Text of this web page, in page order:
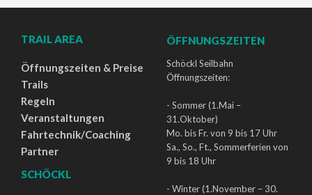
TRAIL AREA
Öffnungszeiten & Preise
Trails
Regeln
Veranstaltungen
Fahrtechnik/Coaching
Partner
SCHÖCKL
ÖFFNUNGSZEITEN
Schöckl Seilbahn
Öffnungszeiten:
- Sommer (1.Mai –
31.Oktober)
Mo. bis Fr. von 9 bis 17 Uhr
Sa., So., Ft., Sommerferien von
9 bis 18 Uhr
- Winter (1.November – 30.